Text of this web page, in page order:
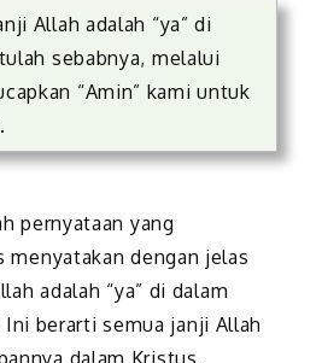
Allah adalah “ya” di
sebabnya, melalui
“Amin” kami untuk
pernyataan yang
menyatakan dengan jelas
adalah “ya” di dalam
berarti semua janji Allah
dalam Kristus.